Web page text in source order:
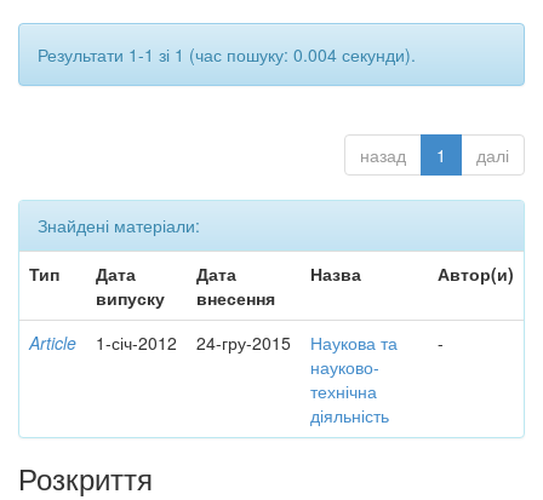
Результати 1-1 зі 1 (час пошуку: 0.004 секунди).
назад 1 далі
Знайдені матеріали:
Тип
Дата
випуску
Дата
внесення
Назва Автор(и)
Article 1-січ-2012 24-гру-2015
Наукова та
науково-
технічна
діяльність
-
Розкриття